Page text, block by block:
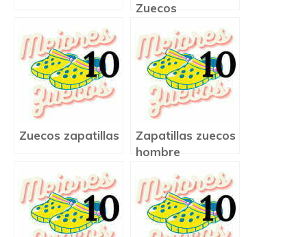
Zuecos
Zuecos zapatillas
Zapatillas zuecos
hombre